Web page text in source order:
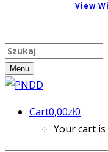
View
Menu
Cart0,00zł0
Your cart is